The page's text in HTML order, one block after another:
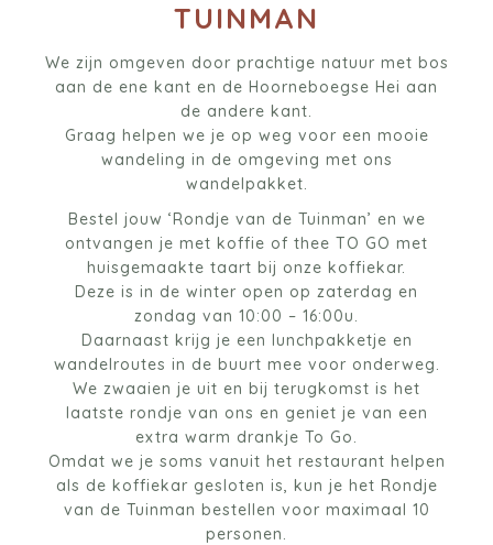
TUINMAN
We zijn omgeven door prachtige natuur met bos
aan de ene kant en de Hoorneboegse Hei aan
de andere kant.
Graag helpen we je op weg voor een mooie
wandeling in de omgeving met ons
wandelpakket.
Bestel jouw ‘Rondje van de Tuinman’ en we
ontvangen je met koffie of thee TO GO met
huisgemaakte taart bij onze koffiekar.
Deze is in de winter open op zaterdag en
zondag van 10:00 – 16:00u.
Daarnaast krijg je een lunchpakketje en
wandelroutes in de buurt mee voor onderweg.
We zwaaien je uit en bij terugkomst is het
laatste rondje van ons en geniet je van een
extra warm drankje To Go.
Omdat we je soms vanuit het restaurant helpen
als de koffiekar gesloten is, kun je het Rondje
van de Tuinman bestellen voor maximaal 10
personen.